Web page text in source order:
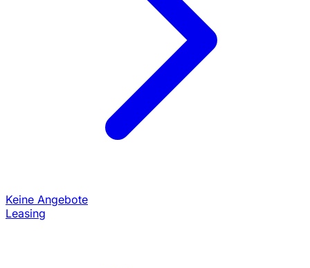
Keine Angebote
Leasing